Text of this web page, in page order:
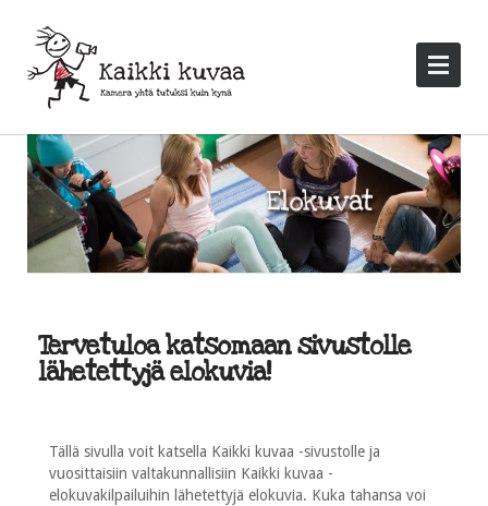
Tervetuloa katsomaan sivustolle
lähetettyjä elokuvia!
Tällä sivulla voit katsella Kaikki kuvaa -sivustolle ja
vuosittaisiin valtakunnallisiin Kaikki kuvaa -
elokuvakilpailuihin lähetettyjä elokuvia. Kuka tahansa voi